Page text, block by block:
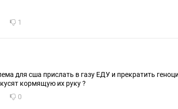
1
для сша прислать в газу ЕДУ и прекратить
кормящую их руку ?
0